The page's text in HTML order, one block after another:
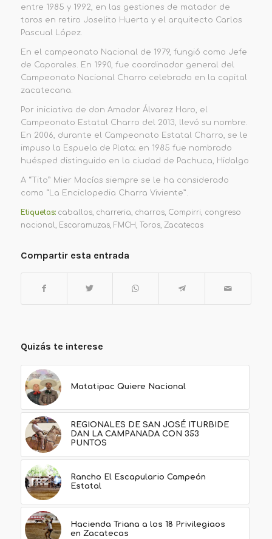
entre 1985 y 1992, en las gestiones de matador de
toros en retiro Joselito Huerta y el arquitecto Carlos
Pascual López.
En el campeonato Nacional de 1979, fungió como Jefe
de Caporales. En 1990, fue coordinador general del
Campeonato Nacional Charro celebrado en la capital
zacatecana.
Por iniciativa de don Amador Álvarez Haro, el
Campeonato Estatal Charro del 2013, llevó su nombre.
En 2006, durante el Campeonato Estatal Charro, se le
impuso la Espuela de Plata; en 1985 fue nombrado
huésped distinguido en la ciudad de Pachuca, Hidalgo
A “Tito” Mier Macías siempre se le ha considerado
como “La Enciclopedia Charra Viviente”.
Etiquetas: caballos, charreria, charros, Compirri, congreso
nacional, Escaramuzas, FMCH, Toros, Zacatecas
Compartir esta entrada
Quizás te interese
Matatipac Quiere Nacional
REGIONALES DE SAN JOSÉ ITURBIDE
DAN LA CAMPANADA CON 353
PUNTOS
Rancho El Escapulario Campeón
Estatal
Hacienda Triana a los 18 Privilegiaos
en Zacatecas